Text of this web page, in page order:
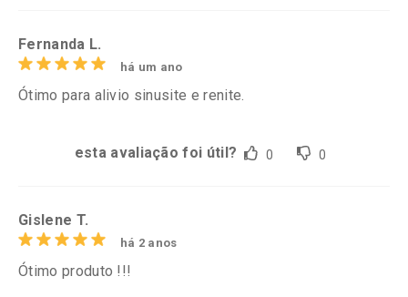
Fernanda L.
há um ano
Ótimo para alivio sinusite e renite.
esta avaliação foi útil? 0 0
Gislene T.
há 2 anos
Ótimo produto !!!